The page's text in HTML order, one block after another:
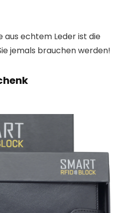
aus echtem Leder ist die
jemals brauchen werden!